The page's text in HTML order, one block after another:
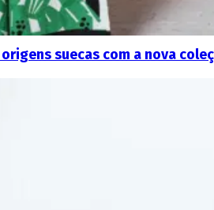
origens suecas com a nova